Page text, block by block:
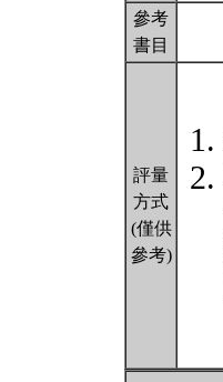
參考
書目
評量
方式
(僅供
參考)